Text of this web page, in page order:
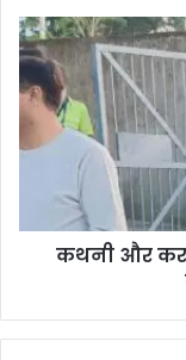
कथनी और